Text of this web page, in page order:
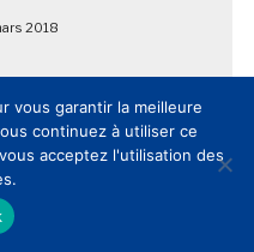
2018
dans les musées et
en France et
cahier des
2015
vous garantir la meilleure
continuez à utiliser ce
acceptez l'utilisation des